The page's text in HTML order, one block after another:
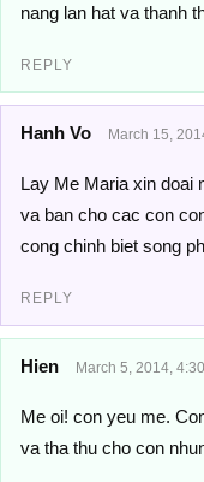
nang lan hat va thanh
REPLY
Hanh Vo March 15,
Lay Me Maria xin doai
va ban cho cac con
cong chinh biet song
REPLY
Hien March 5, 2014,
Me oi! con yeu me.
va tha thu cho con